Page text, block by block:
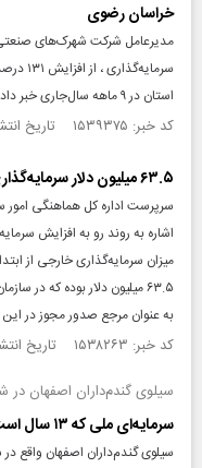
خراسان رضوی
مدیرعامل شرکت شهرک‌های
استان در ۹ ماهه سال‌جاری خبر داد .
کد خبر: ۱۵۳۹۳۷۵ تاریخ انتشار : ۱۴۰۴/۱۱/۰۱
۶۳.۵ میلیون دلار سرمایه‌گذاری خارجی در خراسان رضوی ثبت شد
سرپرست اداره کل هماهنگی امور
اشاره به روند رو به افزایش
۶۳.۵ میلیون دلار بوده که در
به عنوان مرجع صدور مجوز در
کد خبر: ۱۵۳۸۲۶۳ تاریخ انتشار : ۱۴۰۴/۱۰/۲۱
سیلوی گندم‌داران اصفهان در
سرمایه‌ای ملی که ۱۳ سال است بلااستفاده مانده